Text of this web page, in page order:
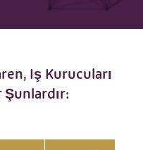
Iş Kurucuları
Şunlardır: